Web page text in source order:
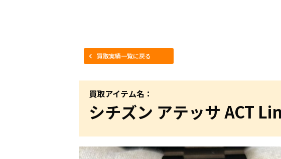
買取実績一覧に戻る
買取アイテム名：
シチズン アテッサ ACT